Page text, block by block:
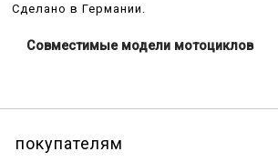
Сделано в Германии.
Совместимые модели мотоциклов
покупателям